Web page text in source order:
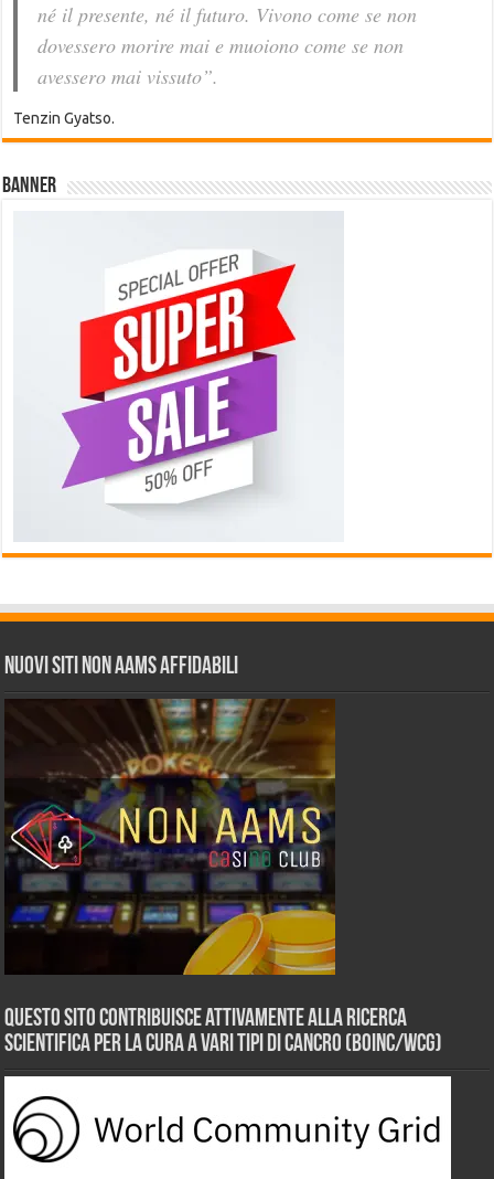
né il presente, né il futuro. Vivono come se non
dovessero morire mai e muoiono come se non
avessero mai vissuto”.
Tenzin Gyatso.
Banner
Nuovi siti non AAMS affidabili
Questo sito contribuisce attivamente alla ricerca
scientifica per la cura a vari tipi di Cancro (BOINC/WCG)